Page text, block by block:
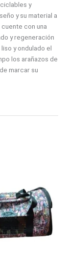
y
y su material a
con una
y regeneración
y ondulado el
los arañazos de
marcar su
actual
es:
$